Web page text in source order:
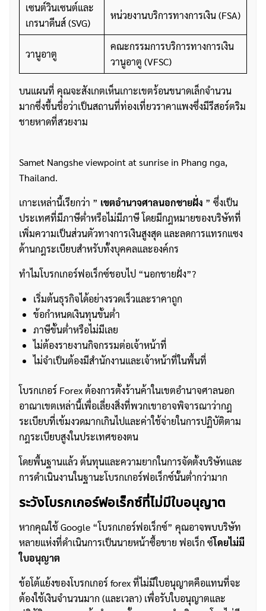
เซนต์วินเซนต์และ
เกรนาดีนส์ (SVG)
หน่วยงานบริการทางการเงิน (FSA)
วานูอาตู
คณะกรรมการบริการทางการเงิน
วานูอาตู (VFSC)
บนแผนที่ คุณจะสังเกตเห็นเกาะเขตร้อนขนาดเล็กจำนวน
มากซึ่งขึ้นชื่อว่าเป็นสถานที่ท่องเที่ยวราคาแพงซึ่งมีรีสอร์ตริม
ชายหาดที่สวยงาม
Samet Nangshe viewpoint at sunrise in Phang nga,
Thailand.
เกาะเหล่านี้เรียกว่า ” เขตอำนาจศาลนอกชายฝั่ง ” ซึ่งเป็น
ประเทศที่มีภาษีต่ำหรือไม่มีภาษี โดยมีกฎหมายของบริษัทที่
เพิ่มความเป็นส่วนตัวทางการเงินสูงสุด และลดการแทรกแซง
ด้านกฎระเบียบสำหรับทั้งบุคคลและองค์กร
ทำไมโบรกเกอร์ฟอเร็กซ์ชอบไป “นอกชายฝั่ง”?
เริ่มต้นธุรกิจได้อย่างรวดเร็วและราคาถูก
ข้อกำหนดเงินทุนขั้นต่ำ
ภาษีขั้นต่ำหรือไม่มีเลย
ไม่ต้องรายงานกิจกรรมต่อเจ้าหน้าที่
ไม่จำเป็นต้องมีสำนักงานและเจ้าหน้าที่ในพื้นที่
โบรกเกอร์ Forex ต้องการตั้งร้านค้าในเขตอำนาจศาลนอก
อาณาเขตเหล่านี้เพื่อเลี่ยงสิ่งที่พวกเขาอาจพิจารณาว่ากฎ
ระเบียบที่เข้มงวดมากเกินไปและค่าใช้จ่ายในการปฏิบัติตาม
กฎระเบียบสูงในประเทศของตน
โดยพื้นฐานแล้ว ต้นทุนและความยากในการจัดตั้งบริษัทและ
การดำเนินงานในฐานะโบรกเกอร์ฟอเร็กซ์นั้นต่ำกว่ามาก
ระวังโบรกเกอร์ฟอเร็กซ์ที่ไม่มีใบอนุญาต
หากคุณใช้ Google “โบรกเกอร์ฟอเร็กซ์” คุณอาจพบบริษัท
หลายแห่งที่ดำเนินการเป็นนายหน้าซื้อขาย ฟอเร็ก ซ์โดยไม่มี
ใบอนุญาต
ข้อโต้แย้งของโบรกเกอร์ forex ที่ไม่มีใบอนุญาตคือแทนที่จะ
ต้องใช้เงินจำนวนมาก (และเวลา) เพื่อรับใบอนุญาตและ